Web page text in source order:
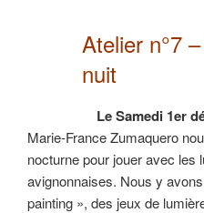
Atelier n°7
nuit
Le Samedi 1er
Marie-France Zumaquero
nocturne pour jouer avec les
avignonnaises. Nous y
painting », des jeux de